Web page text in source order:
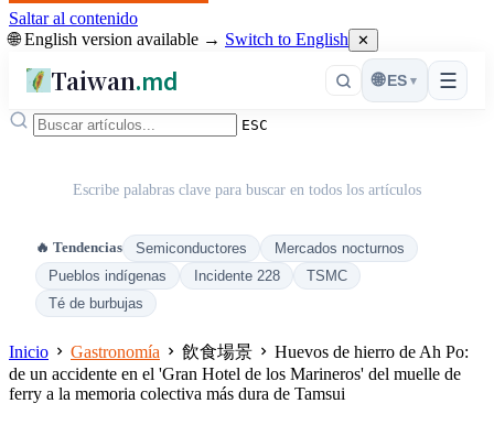
Saltar al contenido
🌐 English version available → Switch to English ✕
Taiwan.md ☰
🌐 ES ▾
ESC
Escribe palabras clave para buscar en todos los artículos
🔥 Tendencias Semiconductores
Mercados nocturnos
Pueblos indígenas
Incidente 228
TSMC
Té de burbujas
Inicio Gastronomía 飲食場景
Huevos de hierro de Ah Po:
de un accidente en el 'Gran Hotel de los Marineros' del muelle de
ferry a la memoria colectiva más dura de Tamsui